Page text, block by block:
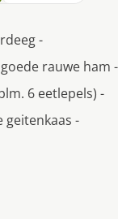
-
rauwe ham -
6 eetlepels) -
geitenkaas -